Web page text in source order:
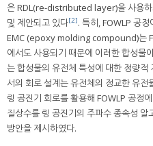
은 RDL(re-distributed layer)을 사용하
및 제안되고 있다[2]. 특히, FOWLP 공
EMC (epoxy molding compound)는
에서도 사용되기 때문에 이러한 합성물
는 합성물의 유전체 특성에 대한 정량적
서의 회로 설계는 유전체의 정교한 유
링 공진기 회로를 활용해 FOWLP 공정
질상수를 링 공진기의 주파수 종속성
방안을 제시하였다.